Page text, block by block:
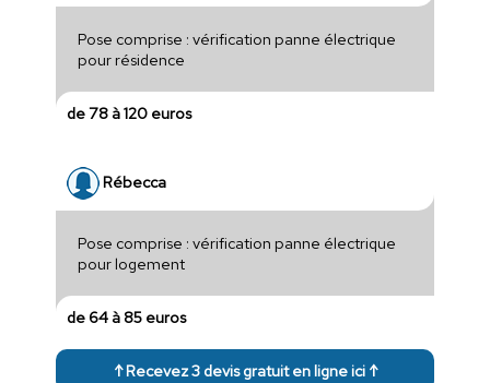
Pose comprise : vérification panne électrique
pour résidence
de 78 à 120 euros
Rébecca
Pose comprise : vérification panne électrique
pour logement
de 64 à 85 euros
↑ Recevez 3 devis gratuit en ligne ici ↑